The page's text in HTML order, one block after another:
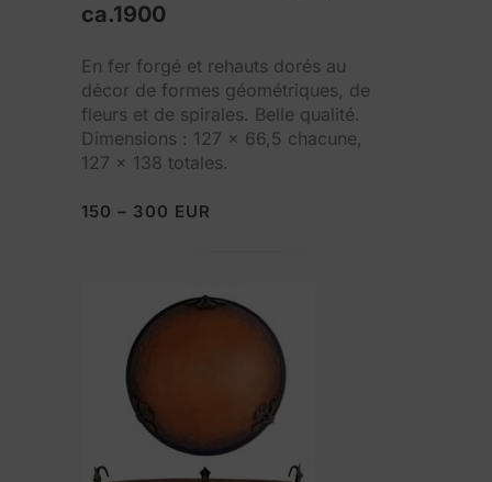
ca.1900
En fer forgé et rehauts dorés au
décor de formes géométriques, de
fleurs et de spirales. Belle qualité.
Dimensions : 127 x 66,5 chacune,
127 x 138 totales.
150 – 300 EUR